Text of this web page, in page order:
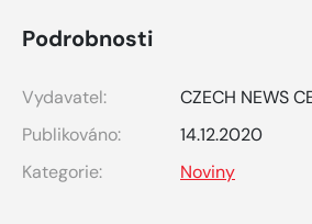
Podrobnosti
Vydavatel:
CZECH NEWS
Publikováno:
14.12.2020
Kategorie:
Noviny